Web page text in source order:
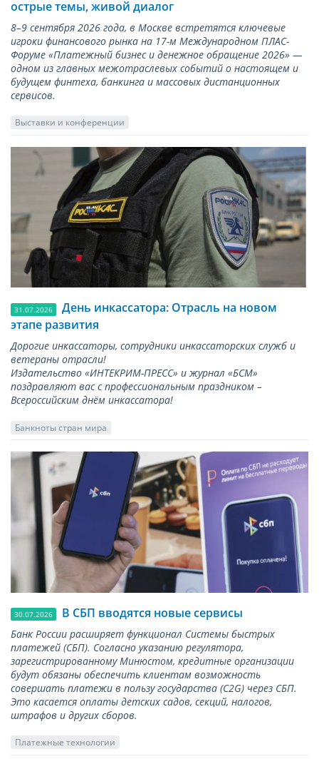
острые темы, живой диалог
8–9 сентября 2026 года, в Москве встретятся ключевые
игроки финансового рынка на 17-м Международном ПЛАС-
Форуме «Платежный бизнес и денежное обращение 2026» —
одном из главных межотраслевых событий о настоящем и
будущем финтеха, банкинга и массовых дистанционных
сервисов.
Выставки и конференции
31.07.2026
День инкассатора: Отрасль на новом
этапе развития
Дорогие инкассаторы, сотрудники инкассаторских служб и
ветераны отрасли!
Издательство «ИНТЕКРИМ-ПРЕСС» и журнал «БСМ»
поздравляют вас с профессиональным праздником –
Всероссийским днём инкассатора!
Банкноты стран мира
30.07.2026 В СБП вводятся новые сервисы
Банк России расширяет функционал Системы быстрых
платежей (СБП). Согласно указанию регулятора,
зарегистрированному Минюстом, кредитные организации
будут обязаны обеспечить клиентам возможность
совершать платежи в пользу государства (С2G) через СБП.
Это касается оплаты детских садов, секций, налогов,
штрафов и других сборов.
Платежные технологии